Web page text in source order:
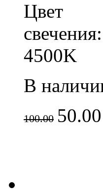
Цвет
свечения:
4500K
В
100.00 50.00